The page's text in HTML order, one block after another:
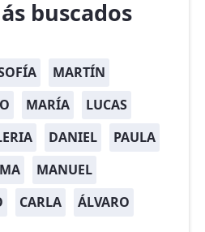
buscados
MARTÍN
MARÍA
LUCAS
DANIEL
PAULA
MANUEL
CARLA ÁLVARO